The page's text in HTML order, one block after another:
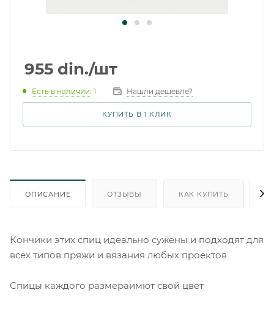
955 din./шт
Есть в наличии: 1 Нашли дешевле?
КУПИТЬ В 1 КЛИК
ОПИСАНИЕ ОТЗЫВЫ КАК КУПИТЬ
Кончики этих спиц идеально сужены и подходят для
всех типов пряжи и вязания любых проектов
Спицы каждого размераимют свой цвет